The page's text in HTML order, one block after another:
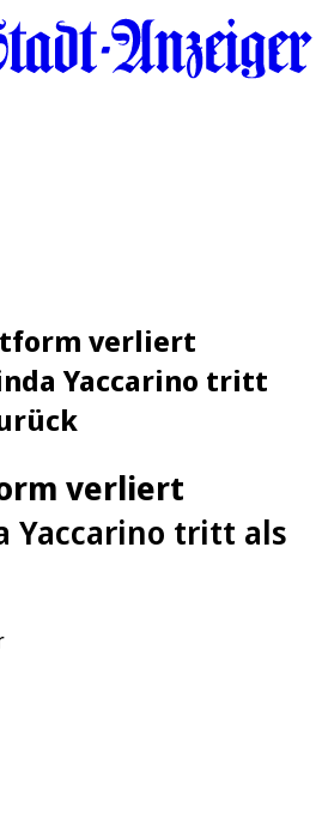
verliert
Yaccarino tritt
verliert
Yaccarino tritt als